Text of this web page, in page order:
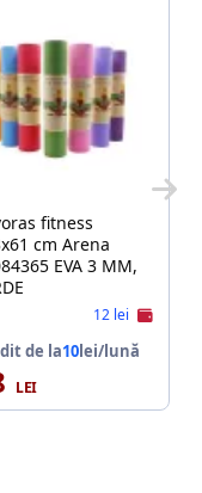
fitness
cm Arena
EVA 3 MM,
12 lei
de la10lei/lună